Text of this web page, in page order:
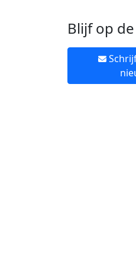
Blijf op